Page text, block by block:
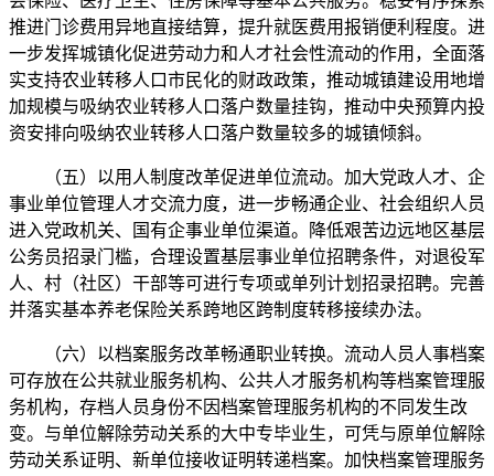
推进门诊费用异地直接结算，提升就医费用报销便利程度。进
一步发挥城镇化促进劳动力和人才社会性流动的作用，全面落
实支持农业转移人口市民化的财政政策，推动城镇建设用地增
加规模与吸纳农业转移人口落户数量挂钩，推动中央预算内投
资安排向吸纳农业转移人口落户数量较多的城镇倾斜。
（五）以用人制度改革促进单位流动。加大党政人才、企
事业单位管理人才交流力度，进一步畅通企业、社会组织人员
进入党政机关、国有企事业单位渠道。降低艰苦边远地区基层
公务员招录门槛，合理设置基层事业单位招聘条件，对退役军
人、村（社区）干部等可进行专项或单列计划招录招聘。完善
并落实基本养老保险关系跨地区跨制度转移接续办法。
（六）以档案服务改革畅通职业转换。流动人员人事档案
可存放在公共就业服务机构、公共人才服务机构等档案管理服
务机构，存档人员身份不因档案管理服务机构的不同发生改
变。与单位解除劳动关系的大中专毕业生，可凭与原单位解除
劳动关系证明、新单位接收证明转递档案。加快档案管理服务